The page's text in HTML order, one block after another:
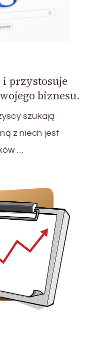
i przystosuje
biznesu.
szukają
z niech jest
…